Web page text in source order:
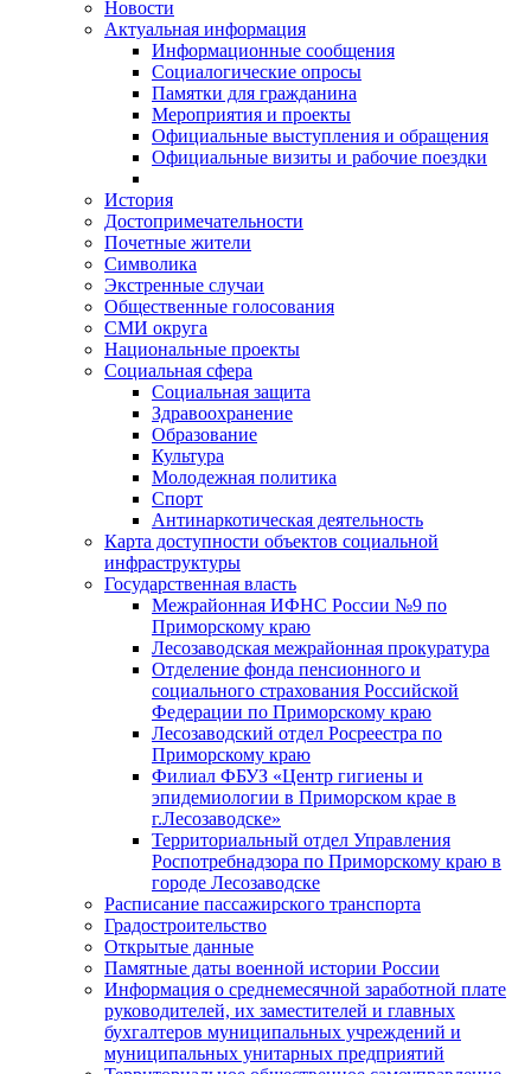
Новости
Актуальная информация
Информационные сообщения
Социалогические опросы
Памятки для гражданина
Мероприятия и проекты
Официальные выступления и обращения
Официальные визиты и рабочие поездки
История
Достопримечательности
Почетные жители
Символика
Экстренные случаи
Общественные голосования
СМИ округа
Национальные проекты
Социальная сфера
Социальная защита
Здравоохранение
Образование
Культура
Молодежная политика
Спорт
Антинаркотическая деятельность
Карта доступности объектов социальной
инфраструктуры
Государственная власть
Межрайонная ИФНС России №9 по
Приморскому краю
Лесозаводская межрайонная прокуратура
Отделение фонда пенсионного и
социального страхования Российской
Федерации по Приморскому краю
Лесозаводский отдел Росреестра по
Приморскому краю
Филиал ФБУЗ «Центр гигиены и
эпидемиологии в Приморском крае в
г.Лесозаводске»
Территориальный отдел Управления
Роспотребнадзора по Приморскому краю в
городе Лесозаводске
Расписание пассажирского транспорта
Градостроительство
Открытые данные
Памятные даты военной истории России
Информация о среднемесячной заработной плате
руководителей, их заместителей и главных
бухгалтеров муниципальных учреждений и
муниципальных унитарных предприятий